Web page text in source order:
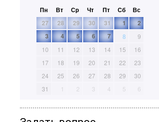
Пн Вт Ср Чт Пт Сб
Вс
27
28 29 30 31 1
2
3
4 5 6 7 8
9
10
11 12 13 14 15
16
17
18 19 20 21 22
23
24
25 26 27 28 29
30
31
1 2 3 4 5 6